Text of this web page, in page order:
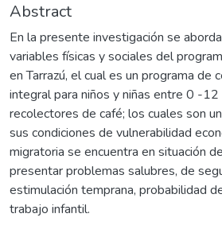
Abstract
En la presente investigación se
variables físicas y sociales del
en Tarrazú, el cual es un programa de
integral para niños y niñas entre 0 -12
recolectores de café; los cuales son
sus condiciones de vulnerabilidad
migratoria se encuentra en situación
presentar problemas salubres, de
estimulación temprana, probabilidad
trabajo infantil.